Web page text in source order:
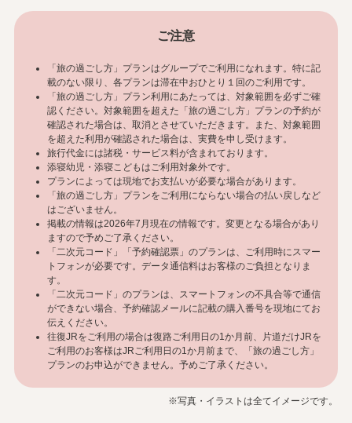
ご注意
「旅の過ごし方」プランはグループでご利用になれます。特に記
載のない限り、各プランは滞在中おひとり１回のご利用です。
「旅の過ごし方」プラン利用にあたっては、対象範囲を必ずご確
認ください。対象範囲を超えた「旅の過ごし方」プランの予約が
確認された場合は、取消とさせていただきます。また、対象範囲
を超えた利用が確認された場合は、実費を申し受けます。
旅行代金には諸税・サービス料が含まれております。
添寝幼児・添寝こどもはご利用対象外です。
プランによっては現地でお支払いが必要な場合があります。
「旅の過ごし方」プランをご利用にならない場合の払い戻しなど
はございません。
掲載の情報は2026年7月現在の情報です。変更となる場合があり
ますので予めご了承ください。
「二次元コード」「予約確認票」のプランは、ご利用時にスマー
トフォンが必要です。データ通信料はお客様のご負担となりま
す。
「二次元コード」のプランは、スマートフォンの不具合等で通信
ができない場合、予約確認メールに記載の購入番号を現地にてお
伝えください。
往復JRをご利用の場合は復路ご利用日の1か月前、片道だけJRを
ご利用のお客様はJRご利用日の1か月前まで、「旅の過ごし方」
プランのお申込ができません。予めご了承ください。
※写真・イラストは全てイメージです。